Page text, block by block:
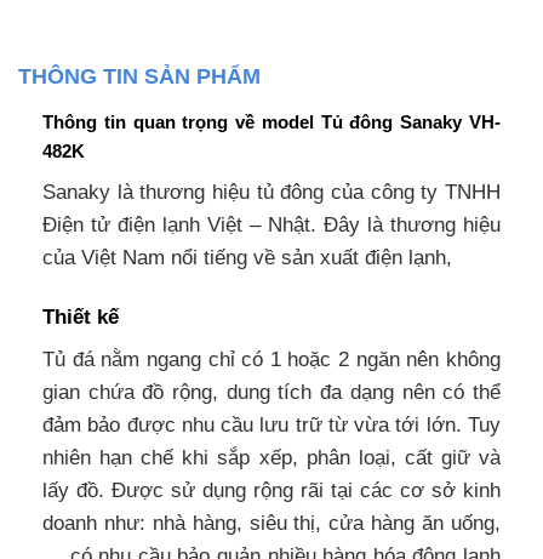
THÔNG TIN SẢN PHẨM
Thông tin quan trọng về model Tủ đông Sanaky VH-
482K
Sanaky là thương hiệu tủ đông của công ty TNHH
Điện tử điện lạnh Việt – Nhật. Đây là thương hiệu
của Việt Nam nổi tiếng về sản xuất điện lạnh,
Thiết kế
Tủ đá nằm ngang chỉ có 1 hoặc 2 ngăn nên không
gian chứa đồ rộng, dung tích đa dạng nên có thể
đảm bảo được nhu cầu lưu trữ từ vừa tới lớn. Tuy
nhiên hạn chế khi sắp xếp, phân loại, cất giữ và
lấy đồ. Được sử dụng rộng rãi tại các cơ sở kinh
doanh như: nhà hàng, siêu thị, cửa hàng ăn uống,